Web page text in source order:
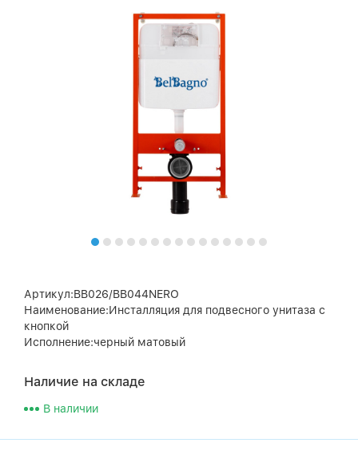
Артикул:BB026/BB044NERO
Наименование:Инсталляция для подвесного унитаза с
кнопкой
Исполнение:черный матовый
Наличие на складе
В наличии